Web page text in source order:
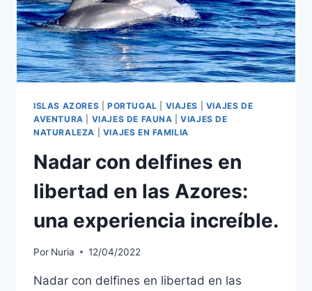
ISLAS AZORES PORTUGAL VIAJES
VIAJES DE
AVENTURA
VIAJES DE FAUNA |VIAJES DE
NATURALEZA
VIAJES EN FAMILIA
Nadar con delfines en
libertad en las Azores:
una experiencia increíble.
Por Nuria 12/04/2022
Nadar con delfines en libertad en las